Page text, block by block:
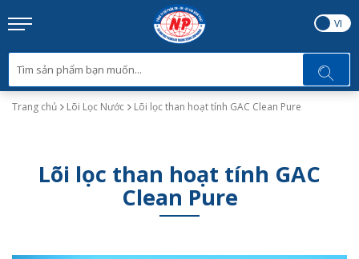
EN VI
Trang chủ Lõi Lọc Nước Lõi lọc than hoạt tính GAC Clean Pure
Lõi lọc than hoạt tính GAC
Clean Pure